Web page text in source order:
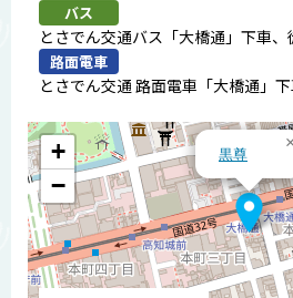
バス
とさでん交通バス「大橋通」下車、
路面電車
とさでん交通 路面電車「大橋通」
黒尊
×
+
−